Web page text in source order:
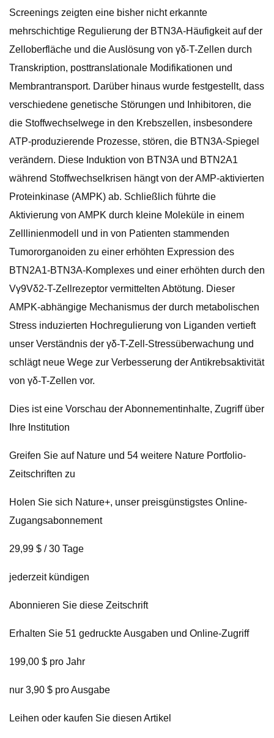
Screenings zeigten eine bisher nicht erkannte
mehrschichtige Regulierung der BTN3A-Häufigkeit auf der
Zelloberfläche und die Auslösung von γδ-T-Zellen durch
Transkription, posttranslationale Modifikationen und
Membrantransport. Darüber hinaus wurde festgestellt, dass
verschiedene genetische Störungen und Inhibitoren, die
die Stoffwechselwege in den Krebszellen, insbesondere
ATP-produzierende Prozesse, stören, die BTN3A-Spiegel
verändern. Diese Induktion von BTN3A und BTN2A1
während Stoffwechselkrisen hängt von der AMP-aktivierten
Proteinkinase (AMPK) ab. Schließlich führte die
Aktivierung von AMPK durch kleine Moleküle in einem
Zelllinienmodell und in von Patienten stammenden
Tumororganoiden zu einer erhöhten Expression des
BTN2A1-BTN3A-Komplexes und einer erhöhten durch den
Vγ9Vδ2-T-Zellrezeptor vermittelten Abtötung. Dieser
AMPK-abhängige Mechanismus der durch metabolischen
Stress induzierten Hochregulierung von Liganden vertieft
unser Verständnis der γδ-T-Zell-Stressüberwachung und
schlägt neue Wege zur Verbesserung der Antikrebsaktivität
von γδ-T-Zellen vor.
Dies ist eine Vorschau der Abonnementinhalte, Zugriff über
Ihre Institution
Greifen Sie auf Nature und 54 weitere Nature Portfolio-
Zeitschriften zu
Holen Sie sich Nature+, unser preisgünstigstes Online-
Zugangsabonnement
29,99 $ / 30 Tage
jederzeit kündigen
Abonnieren Sie diese Zeitschrift
Erhalten Sie 51 gedruckte Ausgaben und Online-Zugriff
199,00 $ pro Jahr
nur 3,90 $ pro Ausgabe
Leihen oder kaufen Sie diesen Artikel